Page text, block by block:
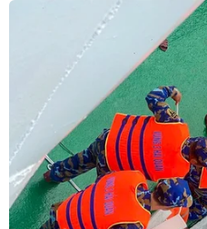
Đối tượng Phạm Chí